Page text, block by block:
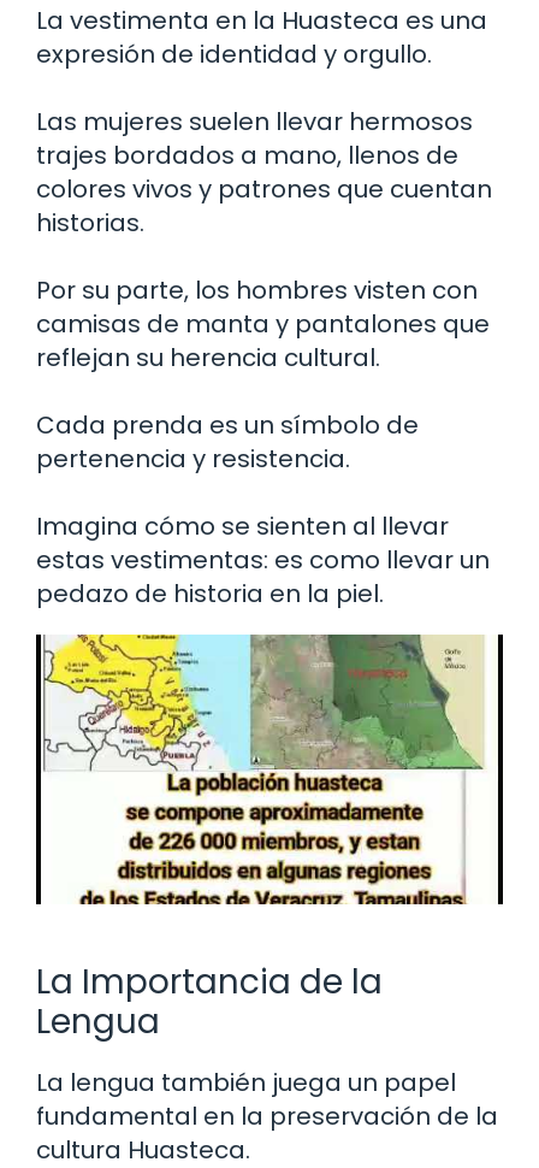
La vestimenta en la Huasteca es una
expresión de identidad y orgullo.
Las mujeres suelen llevar hermosos
trajes bordados a mano, llenos de
colores vivos y patrones que cuentan
historias.
Por su parte, los hombres visten con
camisas de manta y pantalones que
reflejan su herencia cultural.
Cada prenda es un símbolo de
pertenencia y resistencia.
Imagina cómo se sienten al llevar
estas vestimentas: es como llevar un
pedazo de historia en la piel.
La Importancia de la
Lengua
La lengua también juega un papel
fundamental en la preservación de la
cultura Huasteca.